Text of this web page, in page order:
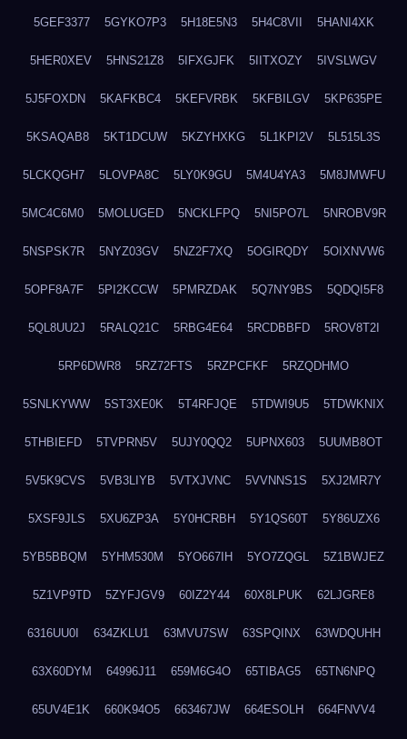
5GEF3377 5GYKO7P3 5H18E5N3 5H4C8VII 5HANI4XK
5HER0XEV 5HNS21Z8 5IFXGJFK 5IITXOZY 5IVSLWGV
5J5FOXDN 5KAFKBC4 5KEFVRBK 5KFBILGV 5KP635PE
5KSAQAB8 5KT1DCUW 5KZYHXKG 5L1KPI2V 5L515L3S
5LCKQGH7 5LOVPA8C 5LY0K9GU 5M4U4YA3 5M8JMWFU
5MC4C6M0 5MOLUGED 5NCKLFPQ 5NI5PO7L 5NROBV9R
5NSPSK7R 5NYZ03GV 5NZ2F7XQ 5OGIRQDY 5OIXNVW6
5OPF8A7F 5PI2KCCW 5PMRZDAK 5Q7NY9BS 5QDQI5F8
5QL8UU2J 5RALQ21C 5RBG4E64 5RCDBBFD 5ROV8T2I
5RP6DWR8 5RZ72FTS 5RZPCFKF 5RZQDHMO
5SNLKYWW 5ST3XE0K 5T4RFJQE 5TDWI9U5 5TDWKNIX
5THBIEFD 5TVPRN5V 5UJY0QQ2 5UPNX603 5UUMB8OT
5V5K9CVS 5VB3LIYB 5VTXJVNC 5VVNNS1S 5XJ2MR7Y
5XSF9JLS 5XU6ZP3A 5Y0HCRBH 5Y1QS60T 5Y86UZX6
5YB5BBQM 5YHM530M 5YO667IH 5YO7ZQGL 5Z1BWJEZ
5Z1VP9TD 5ZYFJGV9 60IZ2Y44 60X8LPUK 62LJGRE8
6316UU0I 634ZKLU1 63MVU7SW 63SPQINX 63WDQUHH
63X60DYM 64996J11 659M6G4O 65TIBAG5 65TN6NPQ
65UV4E1K 660K94O5 663467JW 664ESOLH 664FNVV4